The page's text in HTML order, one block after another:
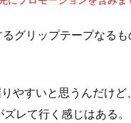
グリップテープなる
やすいと思うんだけ
レて行く感じはある。